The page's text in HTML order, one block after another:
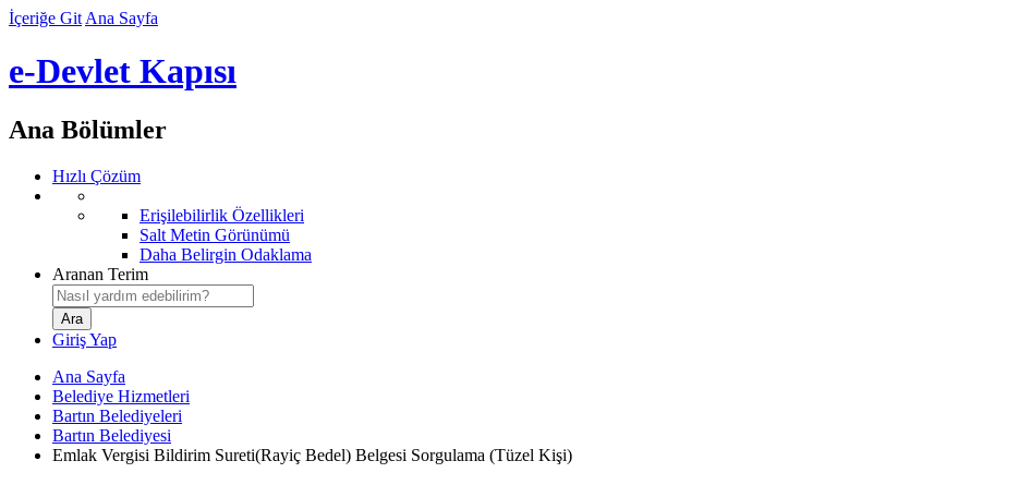
İçeriğe Git Ana Sayfa
e-Devlet Kapısı
Ana Bölümler
Hızlı Çözüm
Erişilebilirlik Özellikleri
Salt Metin Görünümü
Daha Belirgin Odaklama
Aranan Terim
Giriş Yap
Ana Sayfa
Belediye Hizmetleri
Bartın Belediyeleri
Bartın Belediyesi
Emlak Vergisi Bildirim Sureti(Rayiç Bedel) Belgesi Sorgulama (Tüzel Kişi)